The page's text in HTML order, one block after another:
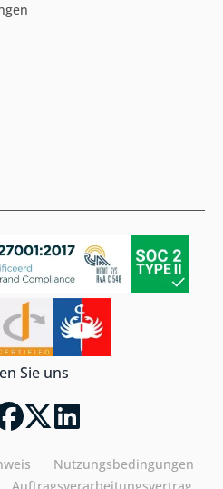
Sie uns
Nutzungsbedingungen